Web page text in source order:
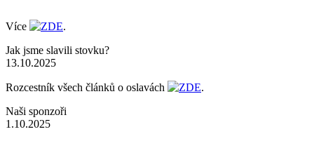
Více ZDE.
Jak jsme slavili stovku?
13.10.2025
Rozcestník všech článků o oslavách ZDE.
Naši sponzoři
1.10.2025